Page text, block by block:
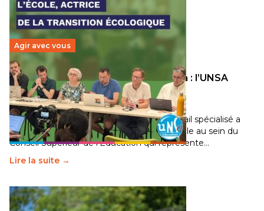
Agir avec vous
Transition écologique de l’éducation : l’UNSA
Éducation fait bouger les lignes
30 juin 2026-National
Pendant plusieurs mois, un groupe de travail spécialisé a
travaillé sur la transition écologique de l’Ecole au sein du
Conseil Supérieur de l’Éducation qui représente…
Lire la suite →